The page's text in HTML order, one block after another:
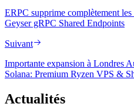
ERPC supprime complètement
Geyser gRPC Shared Endpoints
Suivant
Importante expansion à Londres
Solana: Premium Ryzen VPS &
Actualités